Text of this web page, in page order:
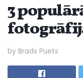
3
by Brads Puets